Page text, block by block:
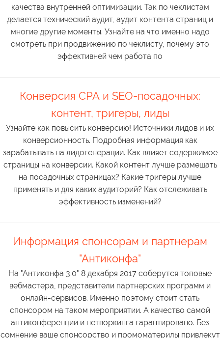
качества внутренней оптимизации. Так по чеклистам
делается технический аудит, аудит контента страниц и
многие другие моменты. Узнайте на что именно надо
смотреть при продвижению по чеклисту, почему это
эффективней чем работа по
Конверсия СРА и SEO-посадочных:
контент, тригеры, лиды
Узнайте как повысить конверсию! Источники лидов и их
конверсионность. Подробная информация как
зарабатывать на лидогенерации. Как влияет содержимое
страницы на конверсии. Какой контент лучше размещать
на посадочных страницах? Какие тригеры лучше
применять и для каких аудиторий? Как отслеживать
эффективность изменений?
Информация спонсорам и партнерам
"Антиконфа"
На "Антиконфа 3.0" 8 декабря 2017 соберутся топовые
вебмастера, представители партнерских программ и
онлайн-сервисов. Именно поэтому стоит стать
спонсором на таком мероприятии. А качество самой
антиконференции и нетворкинга гарантировано. Без
сомнение ваше спонсорство и промоматерилы привлекут